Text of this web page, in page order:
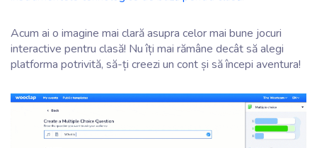
Acum ai o imagine mai clară asupra celor mai bune jocuri
interactive pentru clasă! Nu îți mai rămâne decât să alegi
platforma potrivită, să-ți creezi un cont și să începi aventura!